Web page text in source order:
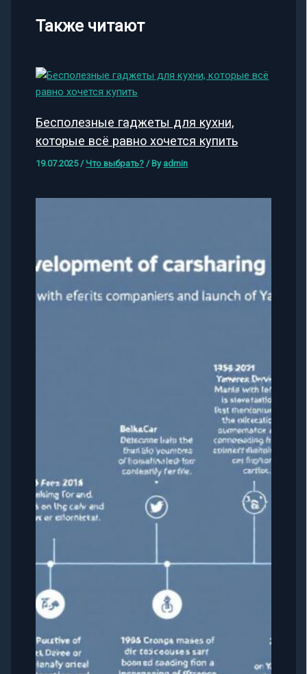
Также читают
Бесполезные гаджеты для кухни,
которые всё равно хочется купить
19.07.2025/Что выбрать? / By admin